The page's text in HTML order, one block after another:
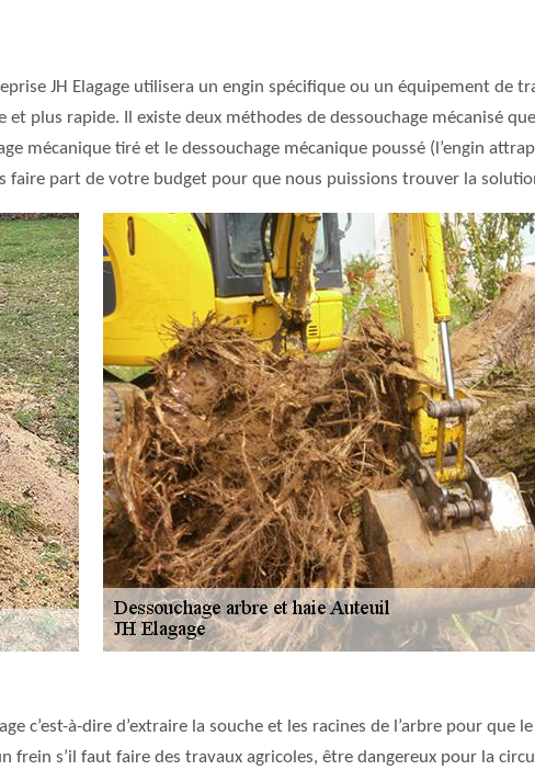
JH Elagage utilisera un engin spécifique ou un équipement de
et plus rapide. Il existe deux méthodes de dessouchage mécanisé
mécanique tiré et le dessouchage mécanique poussé (l’engin
faire part de votre budget pour que nous puissions trouver la
c’est-à-dire d’extraire la souche et les racines de l’arbre pour que
frein s’il faut faire des travaux agricoles, être dangereux pour la